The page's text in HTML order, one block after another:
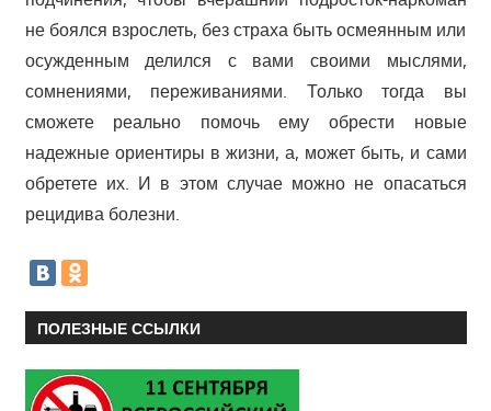
не боялся взрослеть, без страха быть осмеянным или
осужденным делился с вами своими мыслями,
сомнениями, переживаниями. Только тогда вы
сможете реально помочь ему обрести новые
надежные ориентиры в жизни, а, может быть, и сами
обретете их. И в этом случае можно не опасаться
рецидива болезни.
ПОЛЕЗНЫЕ ССЫЛКИ